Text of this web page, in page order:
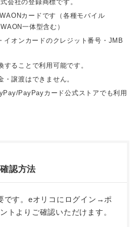
会社の登録商標です。
カードです（各種モバイル
一体型含む）
イオンカードのクレジット番号・JMB
ることで利用可能です。
譲渡はできません。
PayPayカード公式ストアでも利用
認方法
です。eオリコにログイン→ポ
トよりご確認いただけます。